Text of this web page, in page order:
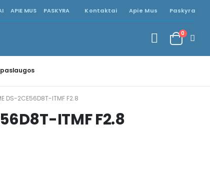
APIE MUS PASKYRA Kontaktai Apie Mus Paskyra
0
DS-2CE56D8T-ITMF F2.8
ITMF F2.8